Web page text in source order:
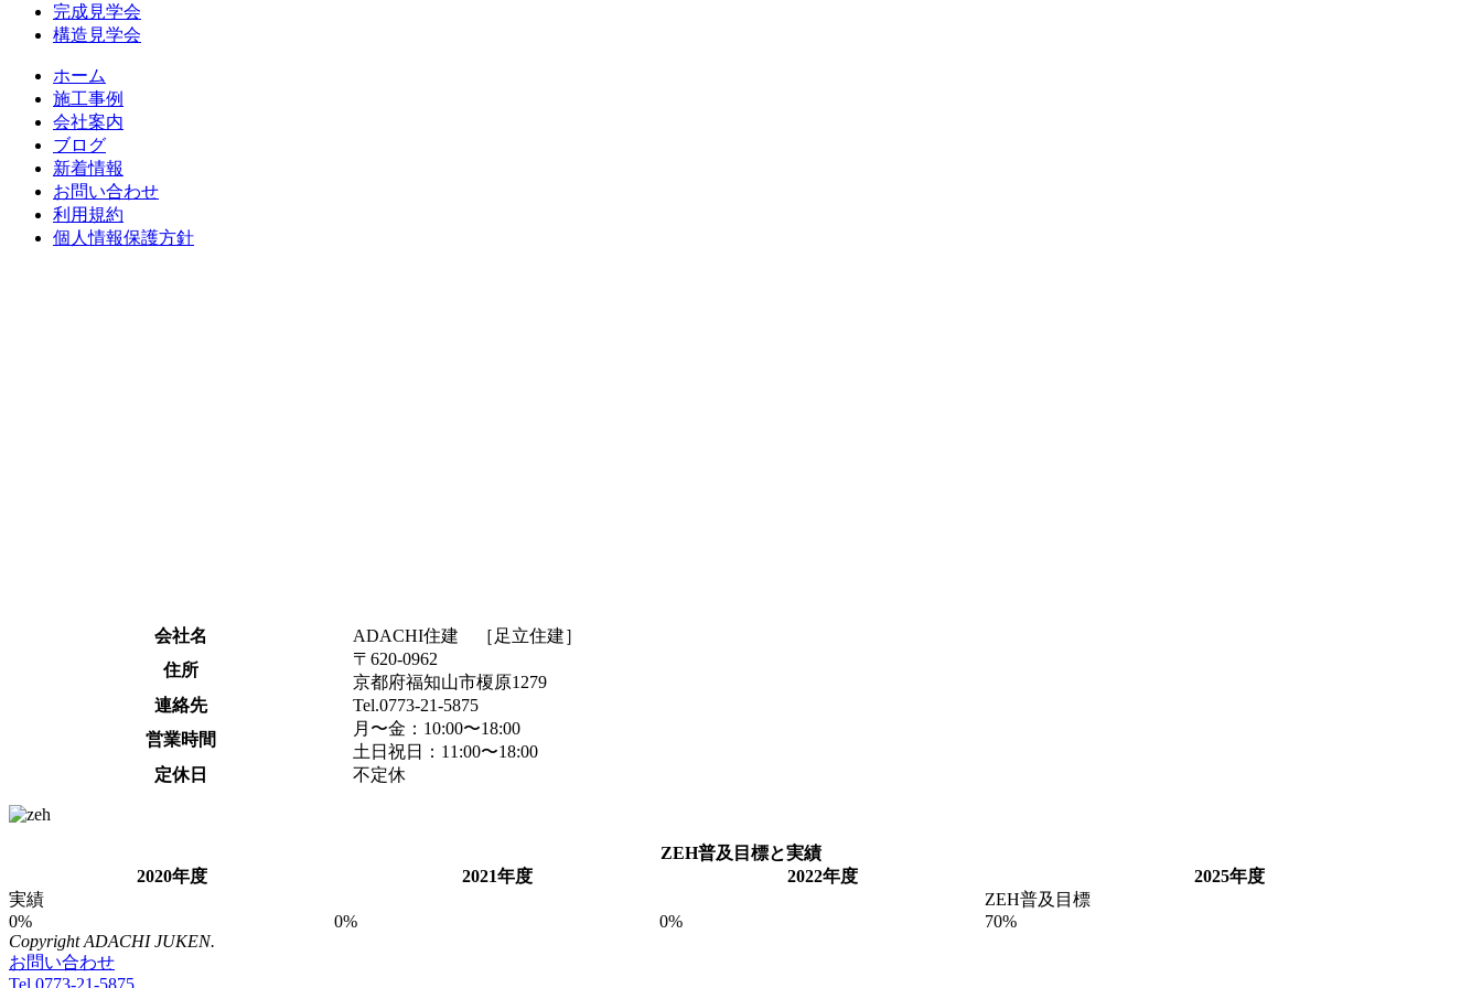
完成見学会
構造見学会
ホーム
施工事例
会社案内
ブログ
新着情報
お問い合わせ
利用規約
個人情報保護方針
会社名
ADACHI住建 ［足立住建］
住所
〒620-0962
京都府福知山市榎原1279
連絡先
Tel.0773-21-5875
営業時間
月〜金：10:00〜18:00
土日祝日：11:00〜18:00
定休日
不定休
ZEH普及目標と実績
2020年度
2021年度 2022年度
2025年度
実績
ZEH普及目標
0%
0% 0%
70%
Copyright ADACHI JUKEN.
お問い合わせ
Tel.0773-21-5875